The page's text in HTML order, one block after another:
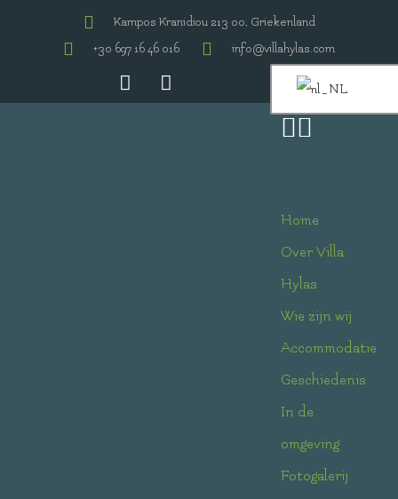
Kampos Kranidiou 213 00, Griekenland
+30 697 16 46 016
info@villahylas.com
Home
Over Villa
Hylas
Wie zijn wij
Accommodatie
Geschiedenis
In de
omgeving
Fotogalerij